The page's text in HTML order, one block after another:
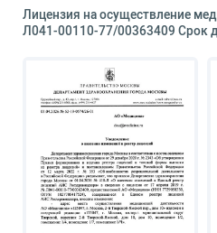
Лицензия на осуществление
Л041-00110-77/00363409 Срок